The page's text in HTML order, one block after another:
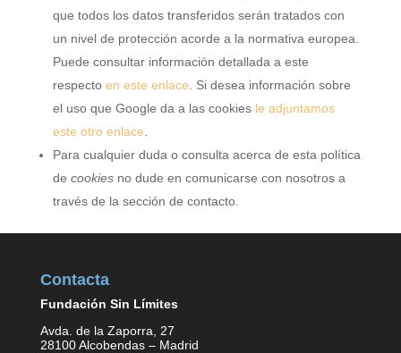
que todos los datos transferidos serán tratados con
un nivel de protección acorde a la normativa europea.
Puede consultar información detallada a este
respecto en este enlace . Si desea información sobre
el uso que Google da a las cookies le adjuntamos
este otro enlace
Para cualquier duda o consulta acerca de esta política
de cookiesno dude en comunicarse con nosotros a
través de la sección de contacto.
Contacta
Fundación Sin Límites
Avda. de la Zaporra, 27
28100 Alcobendas – Madrid